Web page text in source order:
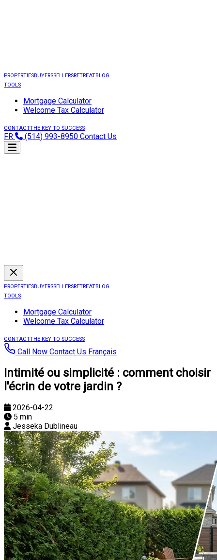
PROPERTIESBUYERSSELLERSRETREATBLOG
TOOLS
Mortgage Calculator
Welcome Tax Calculator
CONTACTTHE KEY TO SUCCESS
FR (514) 993-8950 Contact Us
PROPERTIESBUYERSSELLERSRETREATBLOG
TOOLS
Mortgage Calculator
Welcome Tax Calculator
CONTACTTHE KEY TO SUCCESS
Call Now Contact Us Français
Intimité ou simplicité : comment choisir
l'écrin de votre jardin ?
2026-04-22
5 min
Jesseka Dublineau